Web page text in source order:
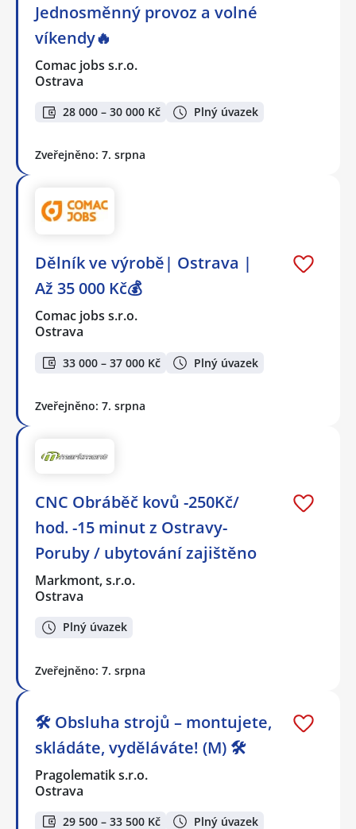
Jednosměnný provoz a volné
víkendy🔥
Comac jobs s.r.o.
Ostrava
28 000 – 30 000 Kč Plný úvazek
Zveřejněno: 7. srpna
Dělník ve výrobě| Ostrava |
Až 35 000 Kč💰
Comac jobs s.r.o.
Ostrava
33 000 – 37 000 Kč Plný úvazek
Zveřejněno: 7. srpna
CNC Obráběč kovů -250Kč/
hod. -15 minut z Ostravy-
Poruby / ubytování zajištěno
Markmont, s.r.o.
Ostrava
Plný úvazek
Zveřejněno: 7. srpna
🛠️ Obsluha strojů – montujete,
skládáte, vyděláváte! (M) 🛠️
Pragolematik s.r.o.
Ostrava
29 500 – 33 500 Kč Plný úvazek